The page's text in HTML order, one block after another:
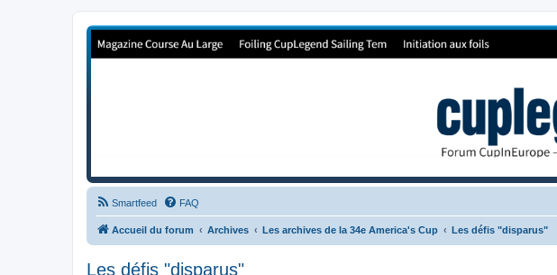
Forum de Cup In Europe
Smartfeed FAQ
Accueil du forum Archives Les archives de la 34e America's Cup Les défis "disparus"
Les défis "disparus"